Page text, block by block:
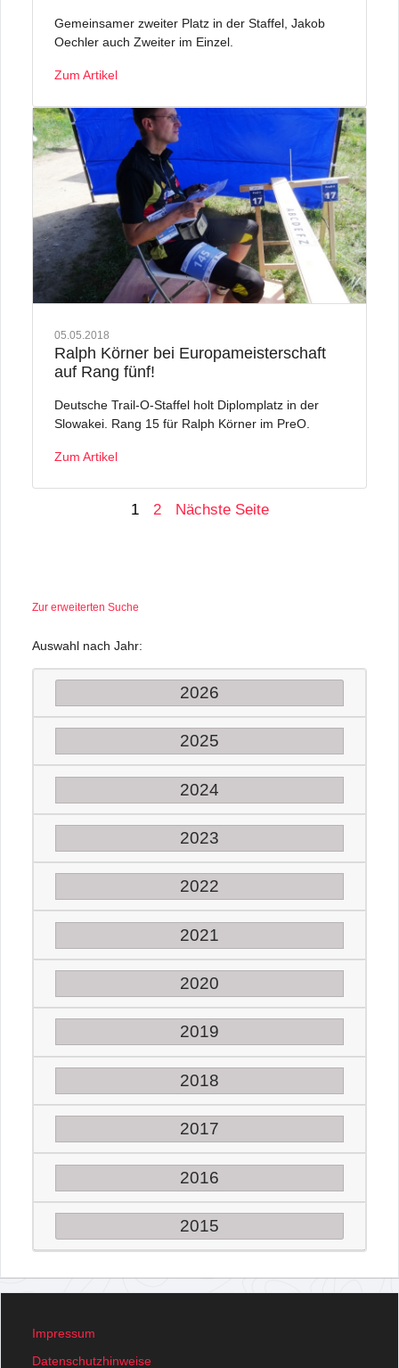
Gemeinsamer zweiter Platz in der Staffel, Jakob
Oechler auch Zweiter im Einzel.
Zum Artikel
05.05.2018
Ralph Körner bei Europameisterschaft
auf Rang fünf!
Deutsche Trail-O-Staffel holt Diplomplatz in der
Slowakei. Rang 15 für Ralph Körner im PreO.
Zum Artikel
1 2 Nächste Seite
Zur erweiterten Suche
Auswahl nach Jahr:
2026
2025
2024
2023
2022
2021
2020
2019
2018
2017
2016
2015
Impressum
Datenschutzhinweise